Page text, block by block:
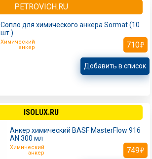
PETROVICH.RU
Сопло для химического анкера Sormat (10
шт.)
Химический
анкер
710
Добавить в список
ISOLUX.RU
Анкер химический BASF MasterFlow 916
AN 300 мл
Химический
анкер
749